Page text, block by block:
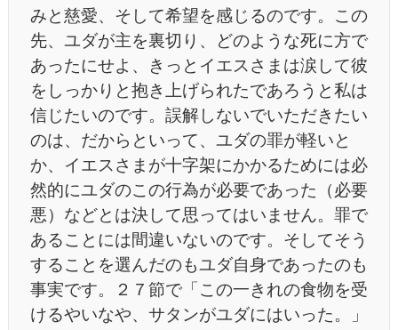
みと慈愛、そして希望を感じるのです。この
先、ユダが主を裏切り、どのような死に方で
あったにせよ、きっとイエスさまは涙して彼
をしっかりと抱き上げられたであろうと私は
信じたいのです。誤解しないでいただきたい
のは、だからといって、ユダの罪が軽いと
か、イエスさまが十字架にかかるためには必
然的にユダのこの行為が必要であった（必要
悪）などとは決して思ってはいません。罪で
あることには間違いないのです。そしてそう
することを選んだのもユダ自身であったのも
事実です。２７節で「この一きれの食物を受
けるやいなや、サタンがユダにはいった。」